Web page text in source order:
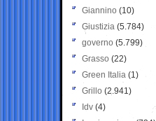
Giannino (10)
Giustizia (5.784)
governo (5.799)
Grasso (22)
Green Italia (1)
Grillo (2.941)
Idv (4)